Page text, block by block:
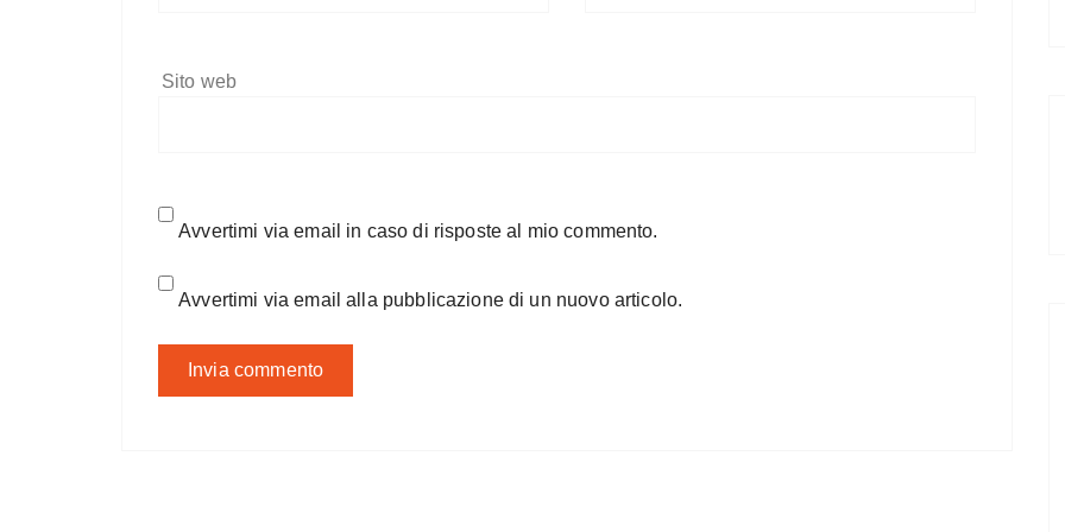
Sito web
Avvertimi via email in caso di risposte al mio commento.
Avvertimi via email alla pubblicazione di un nuovo articolo.